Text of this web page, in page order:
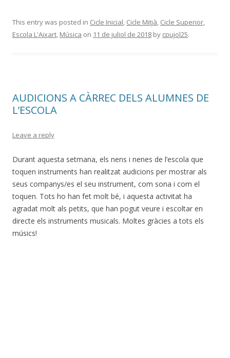
This entry was posted in Cicle Inicial, Cicle Mitjà, Cicle Superior,
Escola L'Aixart, Música on 11 de juliol de 2018 by cpujol25.
AUDICIONS A CÀRREC DELS ALUMNES DE
L’ESCOLA
Leave a reply
Durant aquesta setmana, els nens i nenes de l’escola que
toquen instruments han realitzat audicions per mostrar als
seus companys/es el seu instrument, com sona i com el
toquen. Tots ho han fet molt bé, i aquesta activitat ha
agradat molt als petits, que han pogut veure i escoltar en
directe els instruments musicals. Moltes gràcies a tots els
músics!